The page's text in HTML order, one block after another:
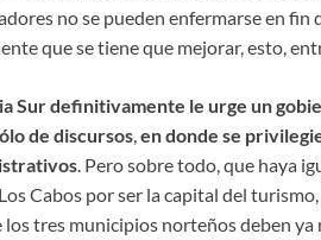
no se pueden enfermarse en fin
que se tiene que mejorar, esto,
Sur definitivamente le urge un
de discursos en donde se
. Pero sobre todo, que haya
Cabos por ser la capital del
los tres municipios norteños deben